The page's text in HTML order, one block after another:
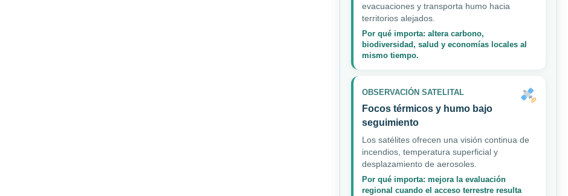
evacuaciones y transporta humo hacia
territorios alejados.
Por qué importa: altera carbono,
biodiversidad, salud y economías locales al
mismo tiempo.
OBSERVACIÓN SATELITAL
Focos térmicos y humo bajo
seguimiento
Los satélites ofrecen una visión continua de
incendios, temperatura superficial y
desplazamiento de aerosoles.
Por qué importa: mejora la evaluación
regional cuando el acceso terrestre resulta